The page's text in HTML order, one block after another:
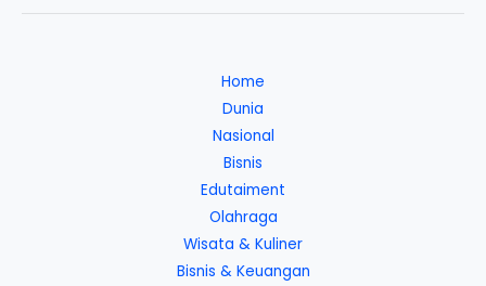
Home
Dunia
Nasional
Bisnis
Edutaiment
Olahraga
Wisata & Kuliner
Bisnis & Keuangan